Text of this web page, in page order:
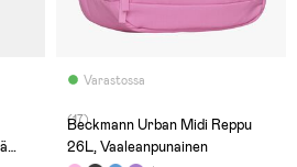
Varastossa
(17)
Beckmann Urban Midi Reppu
26L, Vaaleanpunainen